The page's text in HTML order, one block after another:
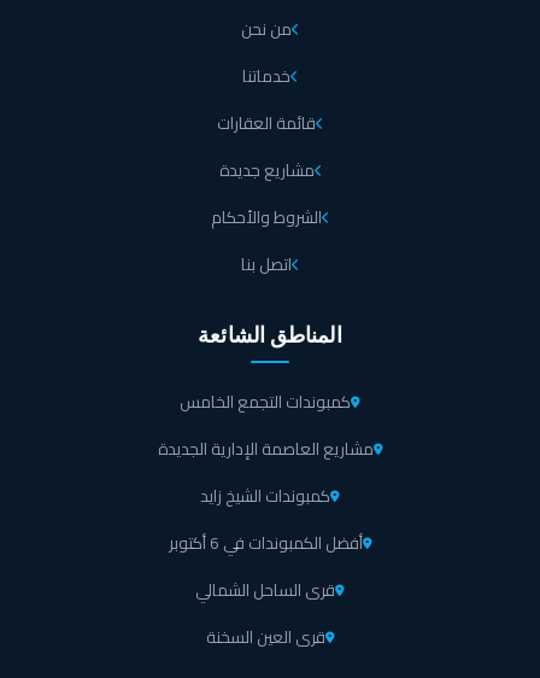
من نحن
خدماتنا
قائمة العقارات
مشاريع جديدة
الشروط والأحكام
اتصل بنا
المناطق الشائعة
كمبوندات التجمع الخامس
مشاريع العاصمة الإدارية الجديدة
كمبوندات الشيخ زايد
أفضل الكمبوندات في 6 أكتوبر
قرى الساحل الشمالي
قرى العين السخنة